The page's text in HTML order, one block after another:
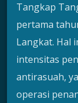
Tangkap
pertama
Langkat. Hal
intensitas
antirasuah,
operasi